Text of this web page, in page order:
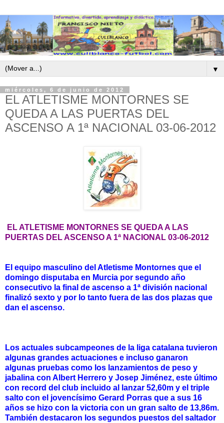
▼
miércoles, 6 de junio de 2012
EL ATLETISME MONTORNES SE
QUEDA A LAS PUERTAS DEL
ASCENSO A 1ª NACIONAL 03-06-2012
EL ATLETISME MONTORNES SE QUEDA A LAS
PUERTAS DEL ASCENSO A 1ª NACIONAL 03-06-2012
El equipo masculino del Atletisme Montornes que el
domingo disputaba en Murcia por segundo año
consecutivo la final de ascenso a 1ª división nacional
finalizó sexto y por lo tanto fuera de las dos plazas que
dan el ascenso.
Los actuales subcampeones de la liga catalana tuvieron
algunas grandes actuaciones e incluso ganaron
algunas pruebas como los lanzamientos de peso y
jabalina con Albert Herrero y Josep Jiménez, este último
con record del club incluido al lanzar 52,60m y el triple
salto con el jovencísimo Gerard Porras que a sus 16
años se hizo con la victoria con un gran salto de 13,86m.
También destacaron los segundos puestos del saltador